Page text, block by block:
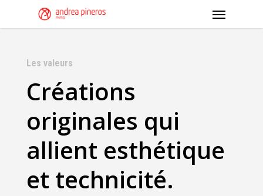
Les valeurs
Créations
originales qui
allient esthétique
et technicité.